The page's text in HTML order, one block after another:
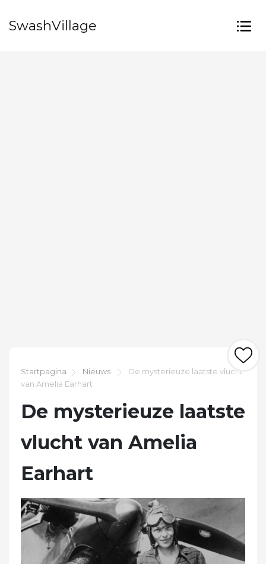
SwashVillage
Startpagina Nieuws
De mysterieuze laatste vlucht
van Amelia Earhart
De mysterieuze laatste
vlucht van Amelia
Earhart